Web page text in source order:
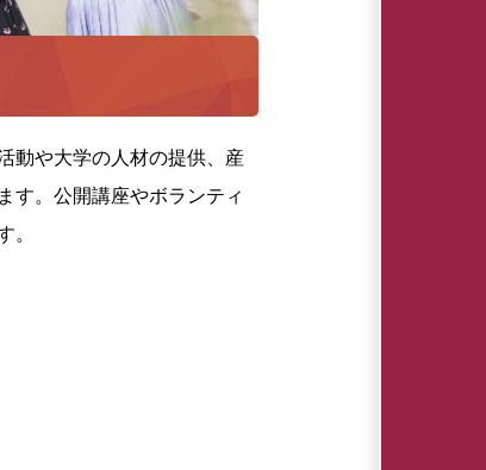
動や大学の人材の提供、産
す。公開講座やボランティ
。